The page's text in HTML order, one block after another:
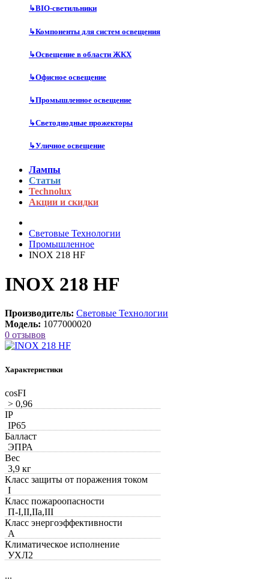
↳BIO-светильники
↳Компоненты для систем освещения
↳Освещение в области ЖКХ
↳Офисное освещение
↳Промышленное освещение
↳Светодиодные прожекторы
↳Уличное освещение
Лампы
Статьи
Technolux
Акции и скидки
Световые Технологии
Промышленное
INOX 218 HF
INOX 218 HF
Производитель: Световые Технологии
Модель: 1077000020
0 отзывов
Характеристики
cosFI
> 0,96
IP
IP65
Балласт
ЭПРА
Вес
3,9 кг
Класс защиты от поражения током
I
Класс пожароопасности
П-I,II,IIa,ІІІ
Класс энергоэффективности
A
Климатическое исполнение
УХЛ2
...